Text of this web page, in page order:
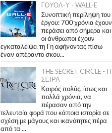
ΓΟΥΟΛ-Υ - WALL-E
Συνοπτική περίληψη του
έργου: 700 χρόνια έχουν
περάσει από σήμερα και
οι άνθρωποι έχουν
εγκαταλείψει τη Γη αφήνοντας πίσω
έναν απέραντο σκου...
THE SECRET CIRCLE - Η
ΣΕΙΡΑ
Καιρός πολύς, ίσως και
πολλά χρόνια, να
πέρασαν από την
τελευταία φορά που κάποια ιστορία σε
σχέση με μάγους και ικανότητες πέρα
από τα ...